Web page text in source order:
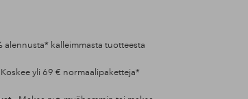
alennusta* kalleimmasta tuotteesta
yli 69 € normaalipaketteja*